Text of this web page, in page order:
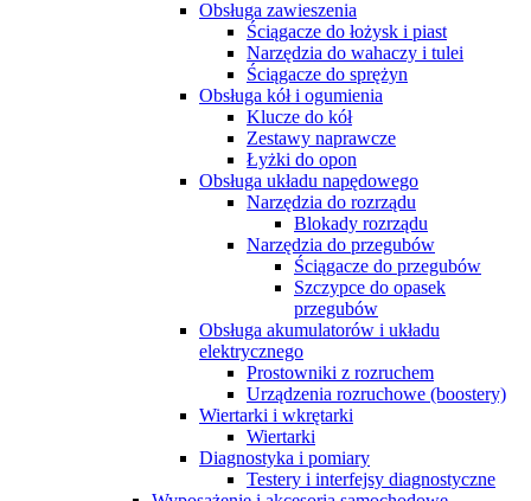
Obsługa zawieszenia
Ściągacze do łożysk i piast
Narzędzia do wahaczy i tulei
Ściągacze do sprężyn
Obsługa kół i ogumienia
Klucze do kół
Zestawy naprawcze
Łyżki do opon
Obsługa układu napędowego
Narzędzia do rozrządu
Blokady rozrządu
Narzędzia do przegubów
Ściągacze do przegubów
Szczypce do opasek
przegubów
Obsługa akumulatorów i układu
elektrycznego
Prostowniki z rozruchem
Urządzenia rozruchowe (boostery)
Wiertarki i wkrętarki
Wiertarki
Diagnostyka i pomiary
Testery i interfejsy diagnostyczne